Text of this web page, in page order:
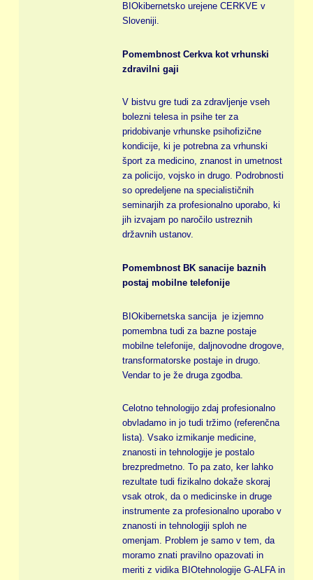
BIOkibernetsko urejene CERKVE v
Sloveniji.
Pomembnost Cerkva kot vrhunski
zdravilni gaji
V bistvu gre tudi za zdravljenje vseh
bolezni telesa in psihe ter za
pridobivanje vrhunske psihofizične
kondicije, ki je potrebna za vrhunski
šport za medicino, znanost in umetnost
za policijo, vojsko in drugo. Podrobnosti
so opredeljene na specialističnih
seminarjih za profesionalno uporabo, ki
jih izvajam po naročilo ustreznih
državnih ustanov.
Pomembnost BK sanacije baznih
postaj mobilne telefonije
BIOkibernetska sancija je izjemno
pomembna tudi za bazne postaje
mobilne telefonije, daljnovodne drogove,
transformatorske postaje in drugo.
Vendar to je že druga zgodba.
Celotno tehnologijo zdaj profesionalno
obvladamo in jo tudi tržimo (referenčna
lista). Vsako izmikanje medicine,
znanosti in tehnologije je postalo
brezpredmetno. To pa zato, ker lahko
rezultate tudi fizikalno dokaže skoraj
vsak otrok, da o medicinske in druge
instrumente za profesionalno uporabo v
znanosti in tehnologiji sploh ne
omenjam. Problem je samo v tem, da
moramo znati pravilno opazovati in
meriti z vidika BIOtehnologije G-ALFA in